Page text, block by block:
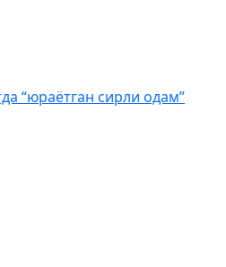
“юраётган сирли одам”